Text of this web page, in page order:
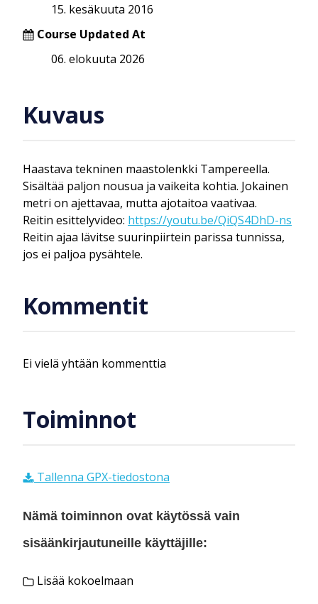
15. kesäkuuta 2016
Course Updated At
06. elokuuta 2026
Kuvaus
Haastava tekninen maastolenkki Tampereella.
Sisältää paljon nousua ja vaikeita kohtia. Jokainen
metri on ajettavaa, mutta ajotaitoa vaativaa.
Reitin esittelyvideo: https://youtu.be/QiQS4DhD-ns
Reitin ajaa lävitse suurinpiirtein parissa tunnissa,
jos ei paljoa pysähtele.
Kommentit
Ei vielä yhtään kommenttia
Toiminnot
Tallenna GPX-tiedostona
Nämä toiminnon ovat käytössä vain
sisäänkirjautuneille käyttäjille:
Lisää kokoelmaan